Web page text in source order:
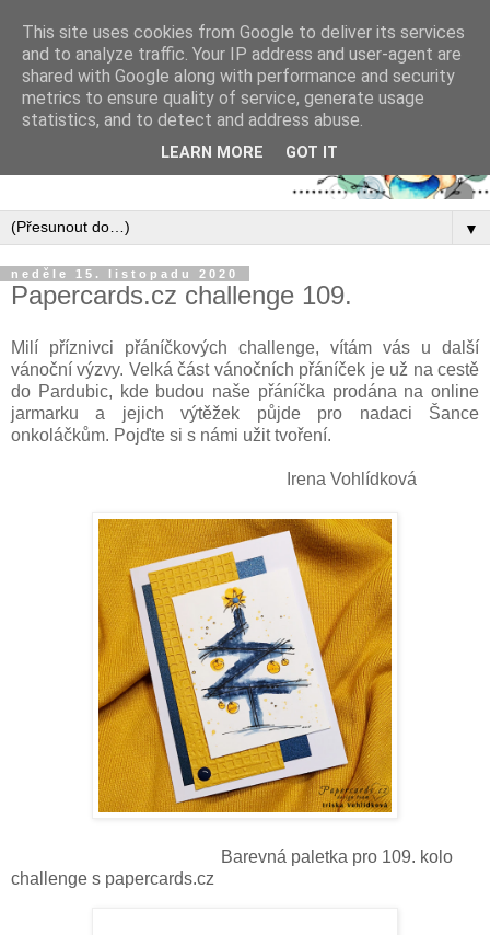
▼
neděle 15. listopadu 2020
Papercards.cz challenge 109.
Milí příznivci přáníčkových challenge, vítám vás u další
vánoční výzvy. Velká část vánočních přáníček je už na cestě
do Pardubic, kde budou naše přáníčka prodána na online
jarmarku a jejich výtěžek půjde pro nadaci Šance
onkoláčkům. Pojďte si s námi užit tvoření.
Irena Vohlídková
Barevná paletka pro 109. kolo
challenge s papercards.cz
This site uses cookies from Google to deliver its services
and to analyze traffic. Your IP address and user-agent are
shared with Google along with performance and security
metrics to ensure quality of service, generate usage
statistics, and to detect and address abuse.
LEARN MORE GOT IT